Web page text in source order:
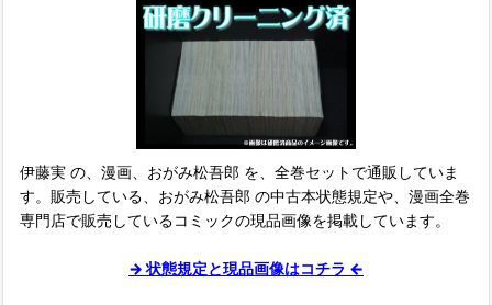
伊藤実 の、漫画、おがみ松吾郎 を、全巻セットで通販していま
す。販売している、おがみ松吾郎 の中古本状態規定や、漫画全巻
専門店で販売しているコミックの現品画像を掲載しています。
→ 状態規定と現品画像はコチラ ←